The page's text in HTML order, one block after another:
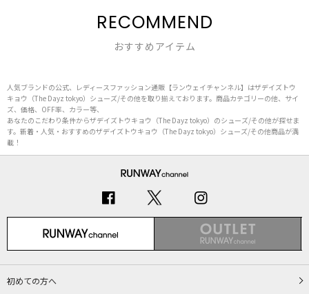
RECOMMEND
おすすめアイテム
人気ブランドの公式、レディースファッション通販【ランウェイチャンネル】はザデイズトウ
キョウ（The Dayz tokyo）シューズ/その他を取り揃えております。商品カテゴリーの他、サイ
ズ、価格、OFF率、カラー等、
あなたのこだわり条件からザデイズトウキョウ（The Dayz tokyo）のシューズ/その他が探せま
す。新着・人気・おすすめのザデイズトウキョウ（The Dayz tokyo）シューズ/その他商品が満
載！
初めての方へ